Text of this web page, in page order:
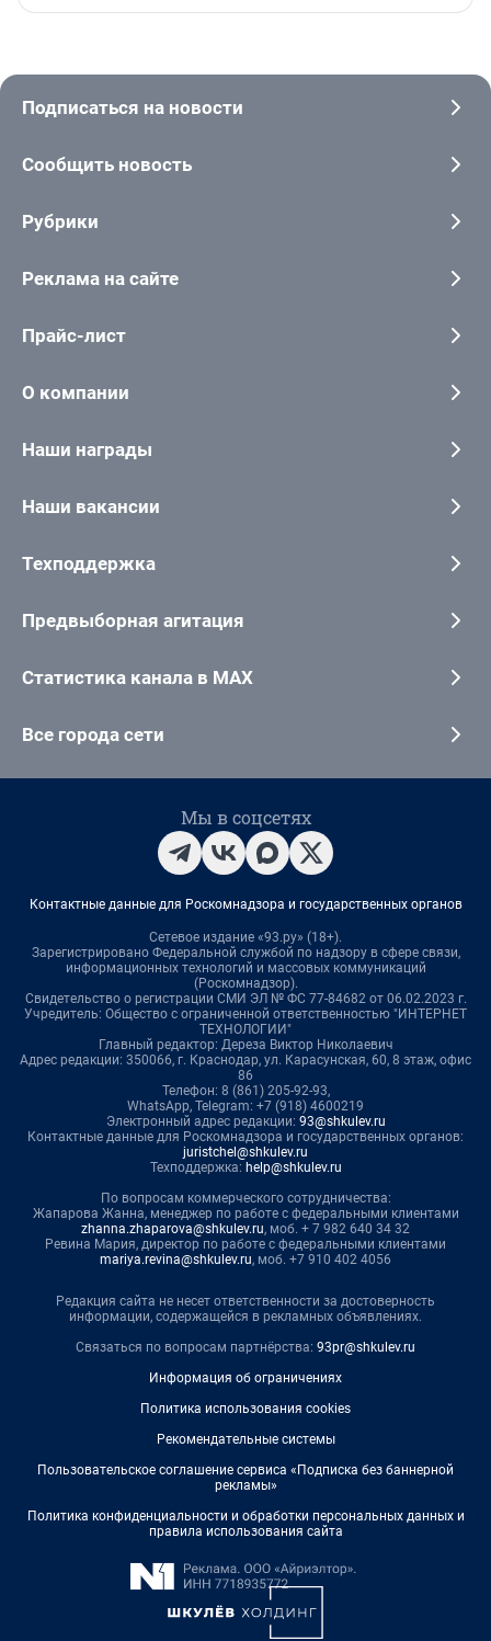
Подписаться на новости
Сообщить новость
Рубрики
Реклама на сайте
Прайс-лист
О компании
Наши награды
Наши вакансии
Техподдержка
Предвыборная агитация
Статистика канала в MAX
Все города сети
Мы в соцсетях
Контактные данные для Роскомнадзора и государственных органов
Сетевое издание «93.ру» (18+).
Зарегистрировано Федеральной службой по надзору в сфере связи,
информационных технологий и массовых коммуникаций
(Роскомнадзор).
Свидетельство о регистрации СМИ ЭЛ № ФС 77-84682 от 06.02.2023 г.
Учредитель: Общество с ограниченной ответственностью "ИНТЕРНЕТ
ТЕХНОЛОГИИ"
Главный редактор: Дереза Виктор Николаевич
Адрес редакции: 350066, г. Краснодар, ул. Карасунская, 60, 8 этаж, офис
86
Телефон: 8 (861) 205-92-93,
WhatsApp, Telegram: +7 (918) 4600219
Электронный адрес редакции: 93@shkulev.ru
Контактные данные для Роскомнадзора и государственных органов:
juristchel@shkulev.ru
Техподдержка: help@shkulev.ru
По вопросам коммерческого сотрудничества:
Жапарова Жанна, менеджер по работе с федеральными клиентами
zhanna.zhaparova@shkulev.ru, моб. + 7 982 640 34 32
Ревина Мария, директор по работе с федеральными клиентами
mariya.revina@shkulev.ru, моб. +7 910 402 4056
Редакция сайта не несет ответственности за достоверность
информации, содержащейся в рекламных объявлениях.
Связаться по вопросам партнёрства: 93pr@shkulev.ru
Информация об ограничениях
Политика использования cookies
Рекомендательные системы
Пользовательское соглашение сервиса «Подписка без баннерной
рекламы»
Политика конфиденциальности и обработки персональных данных и
правила использования сайта